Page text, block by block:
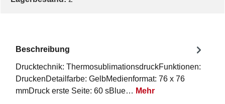
Beschreibung
Drucktechnik: ThermosublimationsdruckFunktionen:
DruckenDetailfarbe: GelbMedienformat: 76 x 76
mmDruck erste Seite: 60 sBlue… Mehr